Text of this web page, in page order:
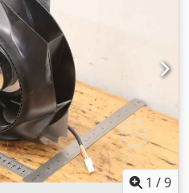
Ø 62 mm -
Ø 240 x 30
-Afmetingen: 340/300/H355
1 /9